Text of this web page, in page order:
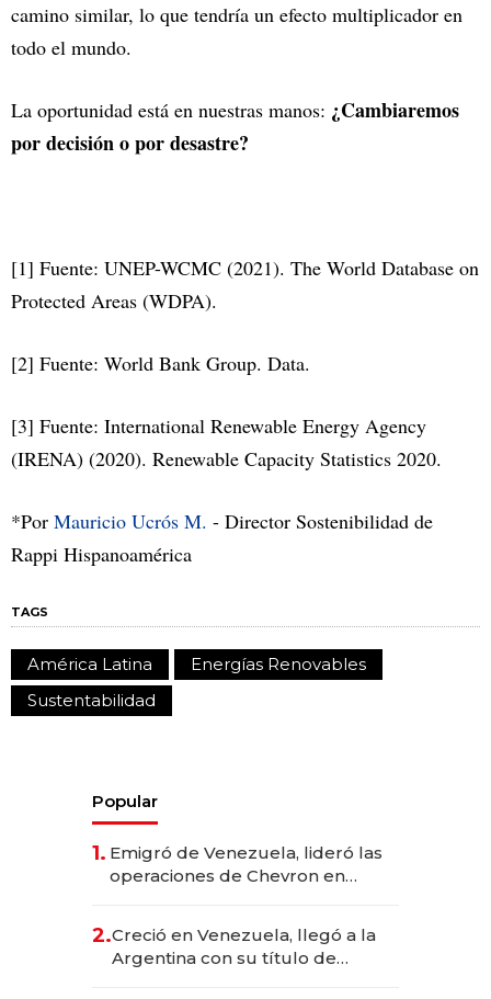
camino similar, lo que tendría un efecto multiplicador en
todo el mundo.
La oportunidad está en nuestras manos: ¿Cambiaremos
por decisión o por desastre?
[1] Fuente: UNEP-WCMC (2021). The World Database on
Protected Areas (WDPA).
[2] Fuente: World Bank Group. Data.
[3] Fuente: International Renewable Energy Agency
(IRENA) (2020). Renewable Capacity Statistics 2020.
*Por Mauricio Ucrós M. - Director Sostenibilidad de
Rappi Hispanoamérica
TAGS
América Latina
Energías Renovables
Sustentabilidad
Popular
1. Emigró de Venezuela, lideró las
operaciones de Chevron en
2.Creció en Venezuela, llegó a la
Argentina con su título de